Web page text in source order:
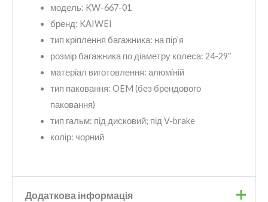
модель: KW-667-01
бренд: KAIWEI
тип кріплення багажника: на пір’я
розмір багажника по діаметру колеса: 24-29″
матеріал виготовлення: алюмiнiй
тип паковання: OEM (без брендового
паковання)
тип гальм: під дисковий; під V-brake
колір: чорний
Додаткова інформація